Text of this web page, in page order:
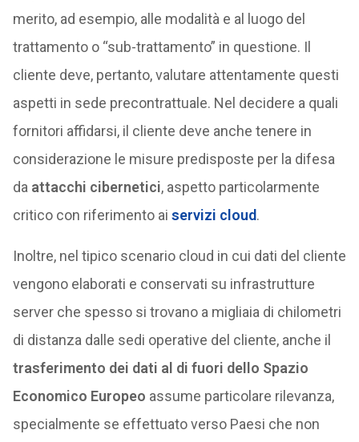
merito, ad esempio, alle modalità e al luogo del
trattamento o “sub-trattamento” in questione. Il
cliente deve, pertanto, valutare attentamente questi
aspetti in sede precontrattuale. Nel decidere a quali
fornitori affidarsi, il cliente deve anche tenere in
considerazione le misure predisposte per la difesa
da attacchi cibernetici, aspetto particolarmente
critico con riferimento ai servizi cloud.
Inoltre, nel tipico scenario cloud in cui dati del cliente
vengono elaborati e conservati su infrastrutture
server che spesso si trovano a migliaia di chilometri
di distanza dalle sedi operative del cliente, anche il
trasferimento dei dati al di fuori dello Spazio
Economico Europeo assume particolare rilevanza,
specialmente se effettuato verso Paesi che non